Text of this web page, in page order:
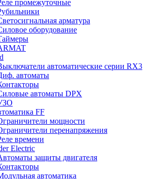
промежуточные
арматура
оборудование
автоматические серии RX3
автоматы
автоматы DPX
FF
мощности
перенапряжения
времени
Electric
защиты двигателя
автоматика